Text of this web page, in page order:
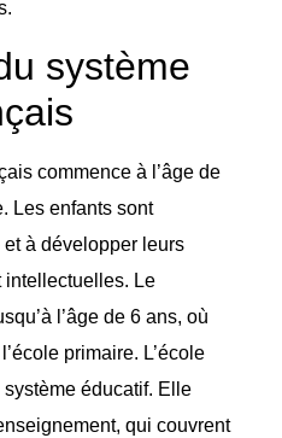
système
commence à l’âge de
Les enfants sont
à développer leurs
intellectuelles. Le
l’âge de 6 ans, où
primaire. L’école
éducatif. Elle
qui couvrent